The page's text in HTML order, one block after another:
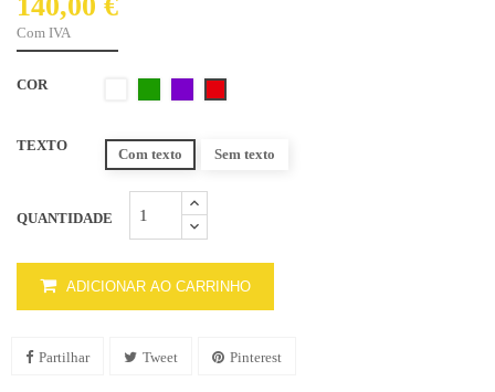
Com IVA
COR
TEXTO
Com texto Sem texto
QUANTIDADE
ADICIONAR AO CARRINHO
Partilhar Tweet Pinterest